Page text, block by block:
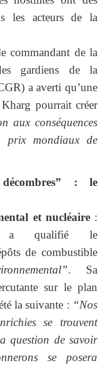
les acteurs de la
commandant de la
gardiens de la
a averti qu’une
pourrait créer
aux conséquences
prix mondiaux de
: le
et nucléaire:
a qualifié le
de combustible
. Sa
sur le plan
la suivante : “Nos
se trouvent
question de savoir
se posera